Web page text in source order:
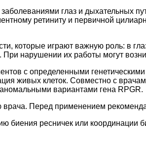
глаз и дыхательных
ретиниту и первичной
которые играют важную роль: в
нарушении их работы могут
с определенными
живых клеток. Совместно с
вариантами гена RPGR.
Перед применением
биения ресничек или координации